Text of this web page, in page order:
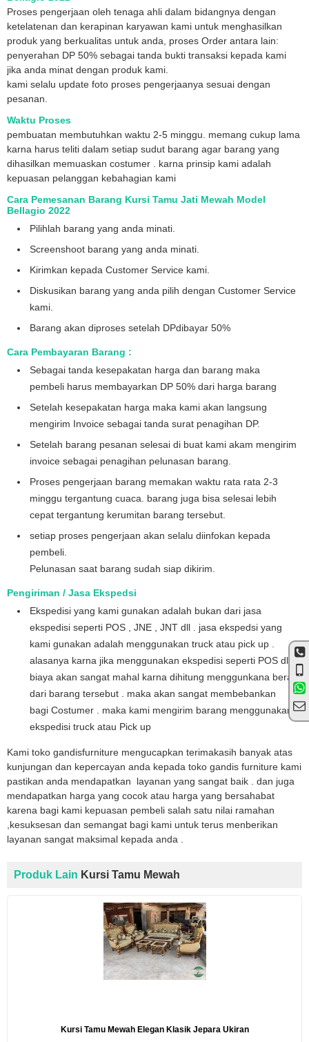
Proses pengerjaan oleh tenaga ahli dalam bidangnya dengan
ketelatenan dan kerapinan karyawan kami untuk menghasilkan
produk yang berkualitas untuk anda, proses Order antara lain:
penyerahan DP 50% sebagai tanda bukti transaksi kepada kami
jika anda minat dengan produk kami.
kami selalu update foto proses pengerjaanya sesuai dengan
pesanan.
Waktu Proses
pembuatan membutuhkan waktu 2-5 minggu. memang cukup lama
karna harus teliti dalam setiap sudut barang agar barang yang
dihasilkan memuaskan costumer . karna prinsip kami adalah
kepuasan pelanggan kebahagian kami
Cara Pemesanan Barang Kursi Tamu Jati Mewah Model
Bellagio 2022
Pilihlah barang yang anda minati.
Screenshoot barang yang anda minati.
Kirimkan kepada Customer Service kami.
Diskusikan barang yang anda pilih dengan Customer Service
kami.
Barang akan diproses setelah DPdibayar 50%
Cara Pembayaran Barang :
Sebagai tanda kesepakatan harga dan barang maka
pembeli harus membayarkan DP 50% dari harga barang
Setelah kesepakatan harga maka kami akan langsung
mengirim Invoice sebagai tanda surat penagihan DP.
Setelah barang pesanan selesai di buat kami akam mengirim
invoice sebagai penagihan pelunasan barang.
Proses pengerjaan barang memakan waktu rata rata 2-3
minggu tergantung cuaca. barang juga bisa selesai lebih
cepat tergantung kerumitan barang tersebut.
setiap proses pengerjaan akan selalu diinfokan kepada
pembeli.
Pelunasan saat barang sudah siap dikirim.
Pengiriman / Jasa Ekspedsi
Ekspedisi yang kami gunakan adalah bukan dari jasa
ekspedisi seperti POS , JNE , JNT dll . jasa ekspedsi yang
kami gunakan adalah menggunakan truck atau pick up .
alasanya karna jika menggunakan ekspedisi seperti POS dll
biaya akan sangat mahal karna dihitung menggunkana berat
dari barang tersebut . maka akan sangat membebankan
bagi Costumer . maka kami mengirim barang menggunakan
ekspedisi truck atau Pick up
Kami toko gandisfurniture mengucapkan terimakasih banyak atas
kunjungan dan kepercayan anda kepada toko gandis furniture kami
pastikan anda mendapatkan layanan yang sangat baik . dan juga
mendapatkan harga yang cocok atau harga yang bersahabat
karena bagi kami kepuasan pembeli salah satu nilai ramahan
,kesuksesan dan semangat bagi kami untuk terus menberikan
layanan sangat maksimal kepada anda .
Produk Lain Kursi Tamu Mewah
Kursi Tamu Mewah Elegan Klasik Jepara Ukiran